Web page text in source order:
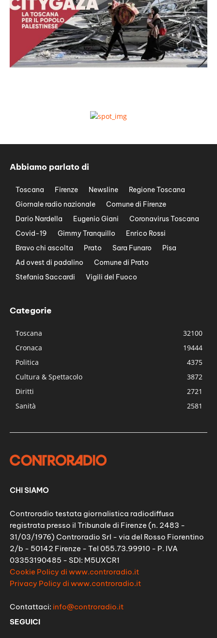
Abbiamo parlato di
Toscana Firenze Newsline
Regione Toscana
Giornale radio nazionale
Comune di Firenze
Dario Nardella
Eugenio Giani
Coronavirus Toscana
Covid-19
Gimmy Tranquillo
Enrico Rossi
Bravo chi ascolta
Prato Sara Funaro
Pisa
Ad ovest di padalino
Comune di Prato
Stefania Saccardi
Vigili del Fuoco
Categorie
Toscana
32100
Cronaca
19444
Politica
4375
Cultura & Spettacolo
3872
Diritti
2721
Sanità
2581
CHI SIAMO
Controradio testata giornalistica radiodiffusa
registrata presso il Tribunale di Firenze (n. 2483 -
31/03/1976) Controradio Srl - via del Rosso Fiorentino
2/b - 50142 Firenze - Tel 055.73.99910 - P. IVA
03353190485 - SDI: M5UXCR1
Cookie Policy di www.controradio.it
Privacy Policy di www.controradio.it
Contattaci: info@controradio.it
SEGUICI